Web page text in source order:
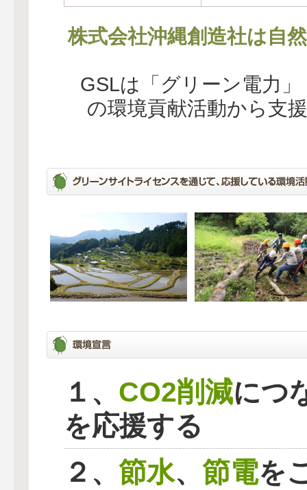
株式会社沖縄創造社は自
GSLは「グリーン電力
の環境貢献活動から支
１、 CO2削減につ
を応援する
２、 節水、 節電を